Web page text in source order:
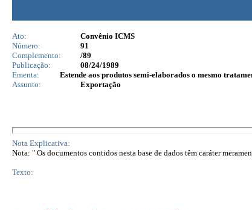
Ato:
Convênio ICMS
Número:
91
Complemento:
/89
Publicação:
08/24/1989
Ementa:
Estende aos produtos semi-elaborados o mesmo
Assunto:
Exportação
Nota Explicativa:
Nota: " Os documentos contidos nesta base de dados têm caráter
Texto: